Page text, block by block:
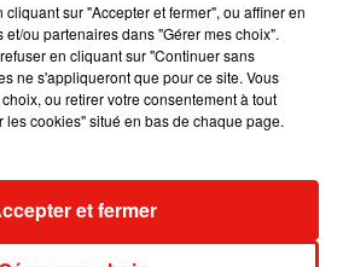
again.. et Latin Mafia dévoilent enfin
sur "Accepter et fermer", ou affiner en
ou partenaires dans "Gérer mes choix".
en cliquant sur "Continuer sans
ne s'appliqueront que pour ce site. Vous
ou retirer votre consentement à tout
les cookies" situé en bas de chaque page.
et fermer